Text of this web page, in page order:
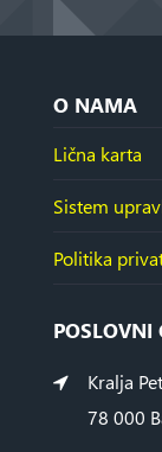
O NAMA
Lična karta
Sistem
Politika
POSLOVNI
Kralja
78 000